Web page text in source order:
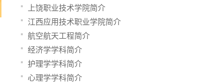
上饶职业技术学院简介
江西应用技术职业学院简介
航空航天工程简介
经济学学科简介
护理学学科简介
心理学学科简介